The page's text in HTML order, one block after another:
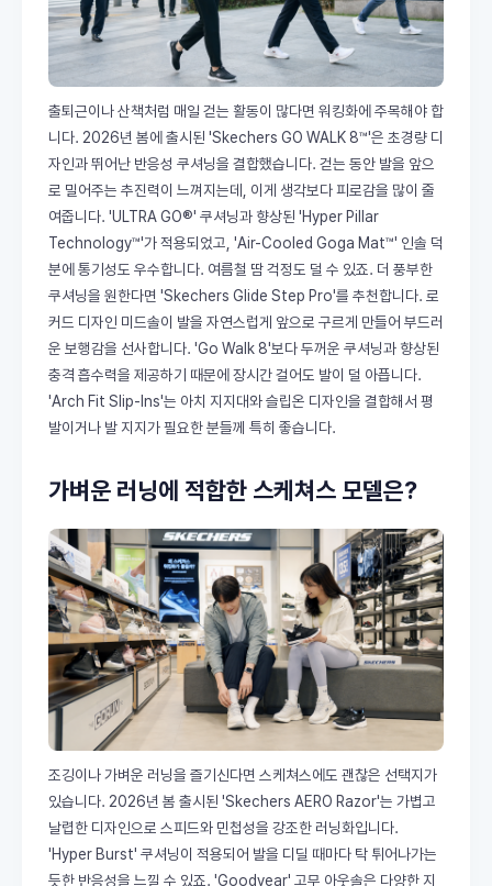
출퇴근이나 산책처럼 매일 걷는 활동이 많다면 워킹화에 주목해야 합
니다. 2026년 봄에 출시된 'Skechers GO WALK 8™'은 초경량 디
자인과 뛰어난 반응성 쿠셔닝을 결합했습니다. 걷는 동안 발을 앞으
로 밀어주는 추진력이 느껴지는데, 이게 생각보다 피로감을 많이 줄
여줍니다. 'ULTRA GO®' 쿠셔닝과 향상된 'Hyper Pillar
Technology™'가 적용되었고, 'Air-Cooled Goga Mat™' 인솔 덕
분에 통기성도 우수합니다. 여름철 땀 걱정도 덜 수 있죠. 더 풍부한
쿠셔닝을 원한다면 'Skechers Glide Step Pro'를 추천합니다. 로
커드 디자인 미드솔이 발을 자연스럽게 앞으로 구르게 만들어 부드러
운 보행감을 선사합니다. 'Go Walk 8'보다 두꺼운 쿠셔닝과 향상된
충격 흡수력을 제공하기 때문에 장시간 걸어도 발이 덜 아픕니다.
'Arch Fit Slip-Ins'는 아치 지지대와 슬립온 디자인을 결합해서 평
발이거나 발 지지가 필요한 분들께 특히 좋습니다.
가벼운 러닝에 적합한 스케쳐스 모델은?
조깅이나 가벼운 러닝을 즐기신다면 스케쳐스에도 괜찮은 선택지가
있습니다. 2026년 봄 출시된 'Skechers AERO Razor'는 가볍고
날렵한 디자인으로 스피드와 민첩성을 강조한 러닝화입니다.
'Hyper Burst' 쿠셔닝이 적용되어 발을 디딜 때마다 탁 튀어나가는
듯한 반응성을 느낄 수 있죠. 'Goodyear' 고무 아웃솔은 다양한 지